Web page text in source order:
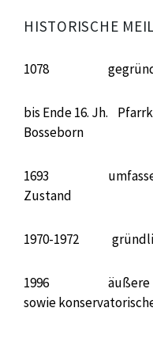
HISTORISCHE
1078 gegründet
bis Ende 16. Jh.
Bosseborn
1693
Zustand
1970-1972
1996 äußere und
sowie